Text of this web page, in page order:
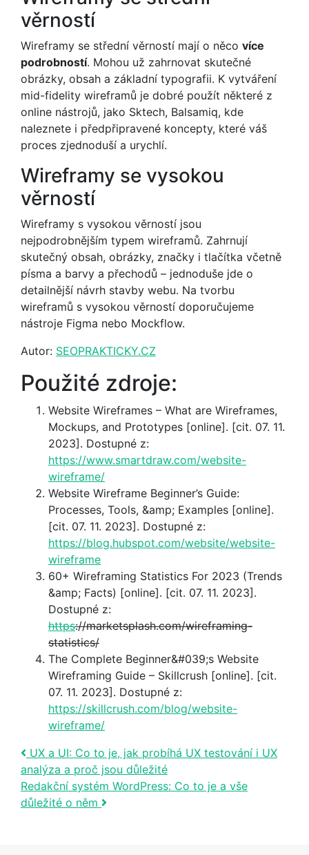
věrností
Wireframy se střední věrností mají o něco více
podrobností. Mohou už zahrnovat skutečné
obrázky, obsah a základní typografii. K vytváření
mid-fidelity wireframů je dobré použít některé z
online nástrojů, jako Sktech, Balsamiq, kde
naleznete i předpřipravené koncepty, které váš
proces zjednoduší a urychlí.
Wireframy se vysokou
věrností
Wireframy s vysokou věrností jsou
nejpodrobnějším typem wireframů. Zahrnují
skutečný obsah, obrázky, značky i tlačítka včetně
písma a barvy a přechodů – jednoduše jde o
detailnější návrh stavby webu. Na tvorbu
wireframů s vysokou věrností doporučujeme
nástroje Figma nebo Mockflow.
Autor: SEOPRAKTICKY.CZ
Použité zdroje:
Website Wireframes – What are Wireframes,
Mockups, and Prototypes [online]. [cit. 07. 11.
2023]. Dostupné z:
https://www.smartdraw.com/website-
wireframe/
Website Wireframe Beginner’s Guide:
Processes, Tools, &amp; Examples [online].
[cit. 07. 11. 2023]. Dostupné z:
https://blog.hubspot.com/website/website-
wireframe
60+ Wireframing Statistics For 2023 (Trends
&amp; Facts) [online]. [cit. 07. 11. 2023].
Dostupné z:
https://marketsplash.com/wireframing-
statistics/
The Complete Beginner&#039;s Website
Wireframing Guide – Skillcrush [online]. [cit.
07. 11. 2023]. Dostupné z:
https://skillcrush.com/blog/website-
wireframe/
Post navigation
UX a UI: Co to je, jak probíhá UX testování i UX
analýza a proč jsou důležité
Redakční systém WordPress: Co to je a vše
důležité o něm